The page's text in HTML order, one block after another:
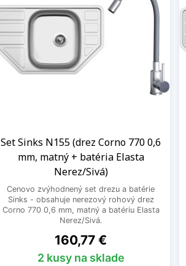
Set Sinks N155 (drez Corno 770 0,6
mm, matný + batéria Elasta
Nerez/Sivá)
Cenovo zvýhodnený set drezu a batérie
Sinks - obsahuje nerezový rohový drez
Corno 770 0,6 mm, matný a batériu Elasta
Nerez/Sivá.
Cena
160,77 €
2 kusy na sklade